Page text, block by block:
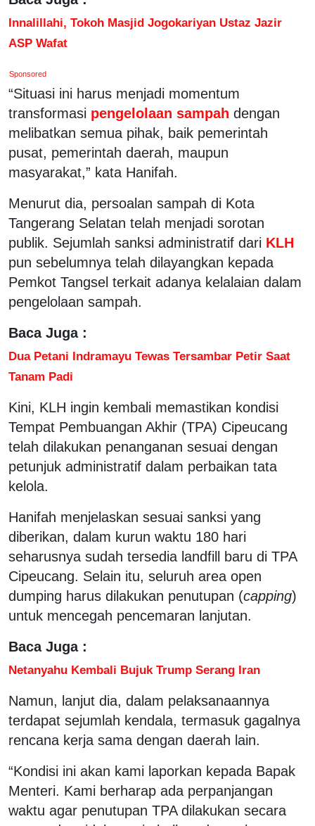
Innalillahi, Tokoh Masjid Jogokariyan Ustaz Jazir
ASP Wafat
Sponsored
“Situasi ini harus menjadi momentum
transformasi pengelolaan sampah dengan
melibatkan semua pihak, baik pemerintah
pusat, pemerintah daerah, maupun
masyarakat,” kata Hanifah.
Menurut dia, persoalan sampah di Kota
Tangerang Selatan telah menjadi sorotan
publik. Sejumlah sanksi administratif dari KLH
pun sebelumnya telah dilayangkan kepada
Pemkot Tangsel terkait adanya kelalaian dalam
pengelolaan sampah.
Baca Juga :
Dua Petani Indramayu Tewas Tersambar Petir Saat
Tanam Padi
Kini, KLH ingin kembali memastikan kondisi
Tempat Pembuangan Akhir (TPA) Cipeucang
telah dilakukan penanganan sesuai dengan
petunjuk administratif dalam perbaikan tata
kelola.
Hanifah menjelaskan sesuai sanksi yang
diberikan, dalam kurun waktu 180 hari
seharusnya sudah tersedia landfill baru di TPA
Cipeucang. Selain itu, seluruh area open
dumping harus dilakukan penutupan (capping)
untuk mencegah pencemaran lanjutan.
Baca Juga :
Netanyahu Kembali Bujuk Trump Serang Iran
Namun, lanjut dia, dalam pelaksanaannya
terdapat sejumlah kendala, termasuk gagalnya
rencana kerja sama dengan daerah lain.
“Kondisi ini akan kami laporkan kepada Bapak
Menteri. Kami berharap ada perpanjangan
waktu agar penutupan TPA dilakukan secara